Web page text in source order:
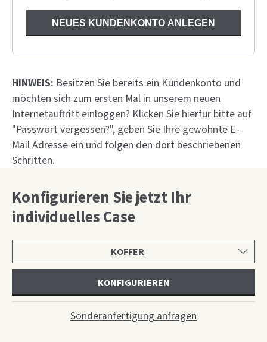
NEUES KUNDENKONTO ANLEGEN
HINWEIS: Besitzen Sie bereits ein Kundenkonto und
möchten sich zum ersten Mal in unserem neuen
Internetauftritt einloggen? Klicken Sie hierfür bitte auf
"Passwort vergessen?", geben Sie Ihre gewohnte E-
Mail Adresse ein und folgen den dort beschriebenen
Schritten.
Konfigurieren Sie jetzt Ihr
individuelles Case
wählen
KONFIGURIEREN
Sonderanfertigung anfragen